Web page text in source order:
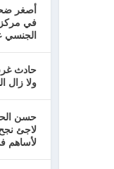
أصغر
في مركز
الجنسي على
حادث
ولا زال
حسن
لاجئ
لأساهم